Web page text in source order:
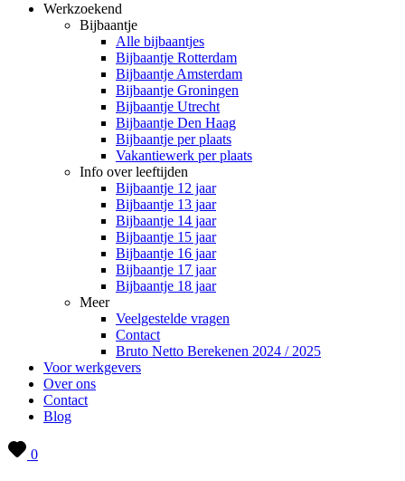
Werkzoekend
Bijbaantje
Alle bijbaantjes
Bijbaantje Rotterdam
Bijbaantje Amsterdam
Bijbaantje Groningen
Bijbaantje Utrecht
Bijbaantje Den Haag
Bijbaantje per plaats
Vakantiewerk per plaats
Info over leeftijden
Bijbaantje 12 jaar
Bijbaantje 13 jaar
Bijbaantje 14 jaar
Bijbaantje 15 jaar
Bijbaantje 16 jaar
Bijbaantje 17 jaar
Bijbaantje 18 jaar
Meer
Veelgestelde vragen
Contact
Bruto Netto Berekenen 2024 / 2025
Voor werkgevers
Over ons
Contact
Blog
0